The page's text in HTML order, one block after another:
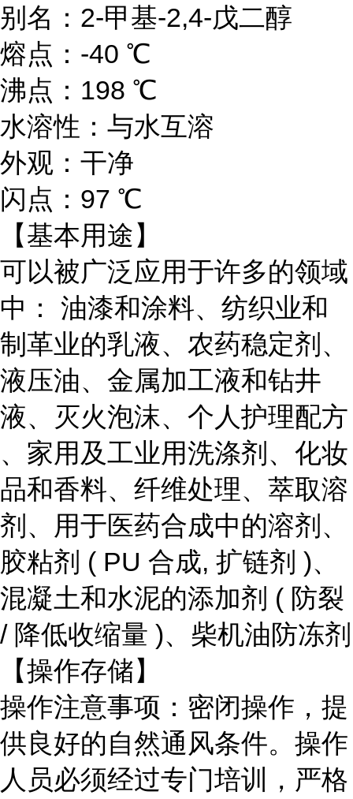
别名：2-甲基-2,4-戊二醇
熔点：-40 ℃
沸点：198 ℃
水溶性：与水互溶
外观：干净
闪点：97 ℃
【基本用途】
可以被广泛应用于许多的领域
中：
油漆和涂料、纺织业和
制革业的乳液、农药稳定剂、
液压油、金属加工液和钻井
液、灭火泡沫、 个人护理配方
、家用及工业用洗涤剂、化妆
品和香料、纤维处理、萃取溶
剂、用于医药合成中的溶剂、
胶粘剂 ( PU 合成, 扩链剂 )、
混凝土和水泥的添加剂 ( 防裂
/ 降低收缩量 )、柴机油防冻剂
【操作存储】
操作注意事项：密闭操作，提
供良好的自然通风条件。操作
人员必须经过专门培训，严格